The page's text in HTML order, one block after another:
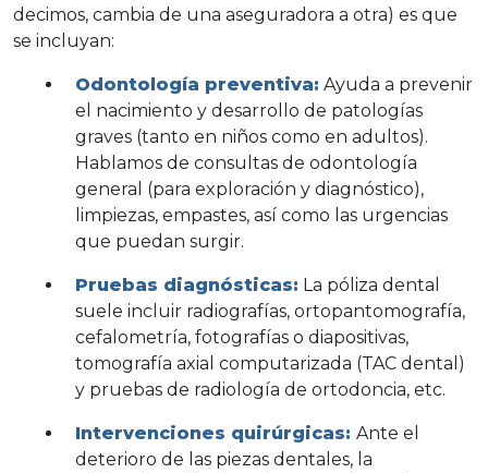
decimos, cambia de una aseguradora a otra) es que
se incluyan:
Odontología preventiva: Ayuda a prevenir
el nacimiento y desarrollo de patologías
graves (tanto en niños como en adultos).
Hablamos de consultas de odontología
general (para exploración y diagnóstico),
limpiezas, empastes, así como las urgencias
que puedan surgir.
Pruebas diagnósticas: La póliza dental
suele incluir radiografías, ortopantomografía,
cefalometría, fotografías o diapositivas,
tomografía axial computarizada (TAC dental)
y pruebas de radiología de ortodoncia, etc.
Intervenciones quirúrgicas: Ante el
deterioro de las piezas dentales, la